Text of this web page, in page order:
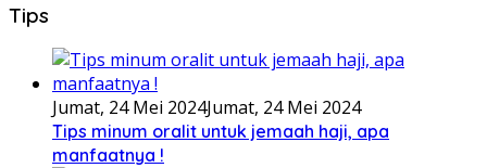
Tips
Jumat, 24 Mei 2024Jumat, 24 Mei 2024
Tips minum oralit untuk jemaah haji, apa
manfaatnya !